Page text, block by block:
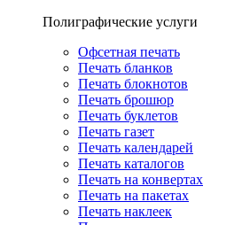
Полиграфические услуги
Офсетная печать
Печать бланков
Печать блокнотов
Печать брошюр
Печать буклетов
Печать газет
Печать календарей
Печать каталогов
Печать на конвертах
Печать на пакетах
Печать наклеек